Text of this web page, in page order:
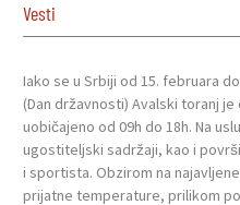
Vesti
Iako se u Srbiji od 15. februara
(Dan državnosti) Avalski toranj
uobičajeno od 09h do 18h. Na
ugostiteljski sadržaji, kao i
i sportista. Obzirom na
prijatne temperature, prilikom